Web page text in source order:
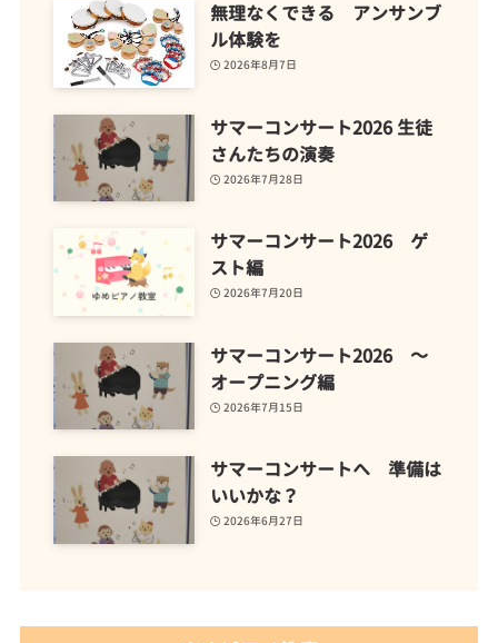
無理なくできる アンサンブ
ル体験を
2026年8月7日
サマーコンサート2026 生徒
さんたちの演奏
2026年7月28日
サマーコンサート2026 ゲ
スト編
2026年7月20日
サマーコンサート2026 ～
オープニング編
2026年7月15日
サマーコンサートへ 準備は
いいかな？
2026年6月27日